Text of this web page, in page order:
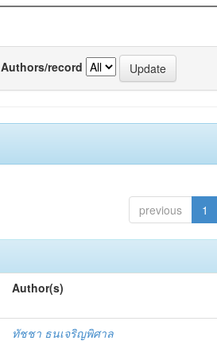
Authors/record
previous 1
Author(s)
ทัชชา ธนเจริญพิศาล